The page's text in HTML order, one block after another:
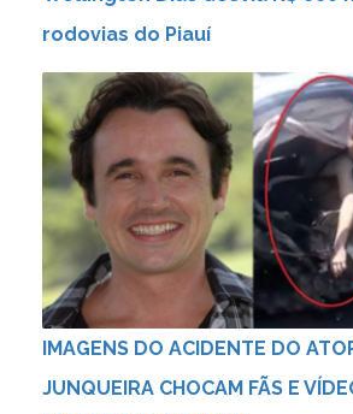
rodovias do Piauí
IMAGENS DO ACIDENTE DO
JUNQUEIRA CHOCAM FÃS E